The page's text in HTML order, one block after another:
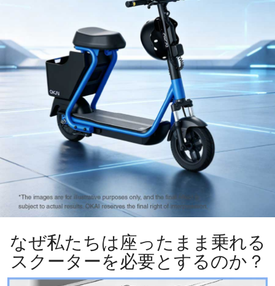
なぜ私たちは座ったまま乗れる
スクーターを必要とするのか？